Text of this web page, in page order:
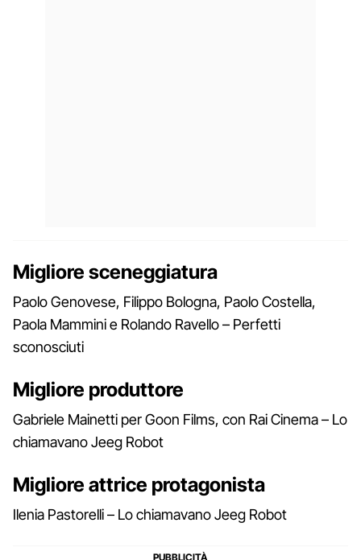
Migliore sceneggiatura
Paolo Genovese, Filippo Bologna, Paolo Costella,
Paola Mammini e Rolando Ravello – Perfetti
sconosciuti
Migliore produttore
Gabriele Mainetti per Goon Films, con Rai Cinema – Lo
chiamavano Jeeg Robot
Migliore attrice protagonista
Ilenia Pastorelli – Lo chiamavano Jeeg Robot